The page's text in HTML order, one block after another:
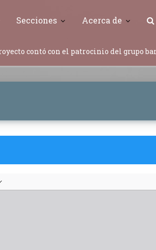
Secciones Acerca de
contó con el patrocinio del grupo